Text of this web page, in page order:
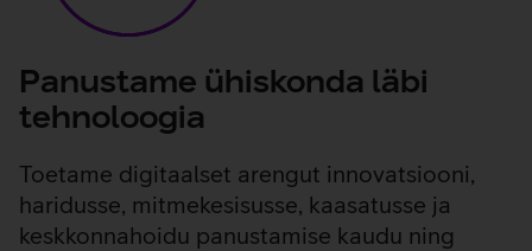
Panustame ühiskonda läbi
tehnoloogia
Toetame digitaalset arengut innovatsiooni,
haridusse, mitmekesisusse, kaasatusse ja
keskkonnahoidu panustamise kaudu ning